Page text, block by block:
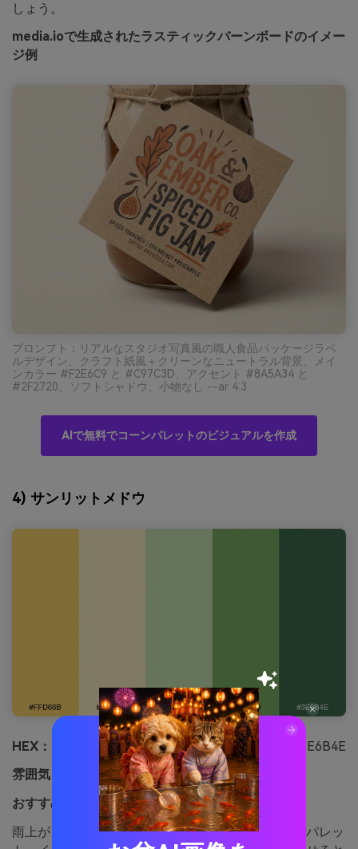
しょう。
media.ioで生成されたラスティックバーンボードのイメー
ジ例
プロンプト：リアルなスタジオ写真風の職人食品パッケージラベ
ルデザイン、クラフト紙風＋クリーンなニュートラル背景、メイ
ンカラー #F2E6C9 と #C97C3D、アクセント #8A5A34 と
#2F2720、ソフトシャドウ、小物なし --ar 4:3
AIで無料でコーンパレットのビジュアルを作成
4) サンリットメドウ
HEX：
#FFD66B #FFF1C6 #CDE6B7 #7FB069 #3E6B4E
雰囲気：
フレッシュ、ボタニカル、エアリー
おすすめ用途：春のボタニカルイラストや印刷物
雨上がりの草原のようにフレッシュで透明感のあるパレッ